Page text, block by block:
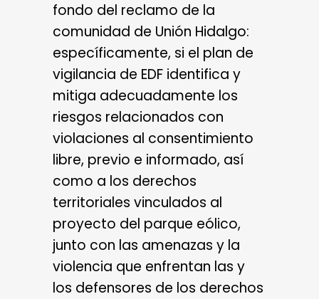
fondo del reclamo de la
comunidad de Unión Hidalgo:
específicamente, si el plan de
vigilancia de EDF identifica y
mitiga adecuadamente los
riesgos relacionados con
violaciones al consentimiento
libre, previo e informado, así
como a los derechos
territoriales vinculados al
proyecto del parque eólico,
junto con las amenazas y la
violencia que enfrentan las y
los defensores de los derechos